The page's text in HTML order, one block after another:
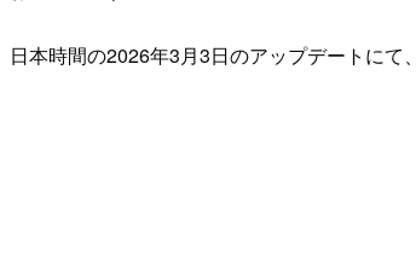
日本時間の2026年3月3日のアップデートに